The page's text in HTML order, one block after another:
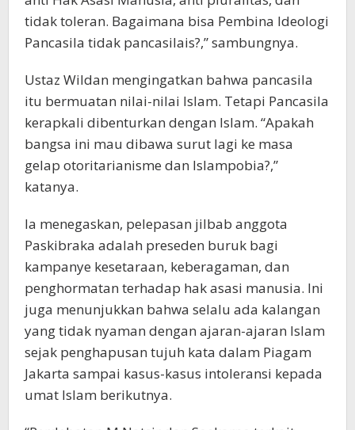
tidak toleran. Bagaimana bisa Pembina Ideologi
Pancasila tidak pancasilais?,” sambungnya.
Ustaz Wildan mengingatkan bahwa pancasila
itu bermuatan nilai-nilai Islam. Tetapi Pancasila
kerapkali dibenturkan dengan Islam. “Apakah
bangsa ini mau dibawa surut lagi ke masa
gelap otoritarianisme dan Islampobia?,”
katanya.
Ia menegaskan, pelepasan jilbab anggota
Paskibraka adalah preseden buruk bagi
kampanye kesetaraan, keberagaman, dan
penghormatan terhadap hak asasi manusia. Ini
juga menunjukkan bahwa selalu ada kalangan
yang tidak nyaman dengan ajaran-ajaran Islam
sejak penghapusan tujuh kata dalam Piagam
Jakarta sampai kasus-kasus intoleransi kepada
umat Islam berikutnya.